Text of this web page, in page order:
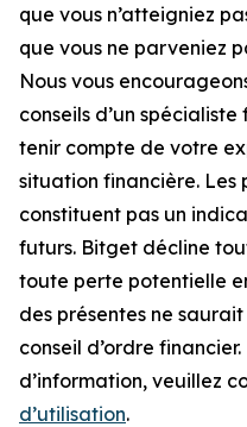
que vous n’atteigniez
que vous ne parveniez
Nous vous
conseils d’un
tenir compte de votre
situation financière. Les
constituent pas un
futurs. Bitget décline
toute perte potentielle
des présentes ne
conseil d’ordre
d’information, veuillez
d’utilisation.